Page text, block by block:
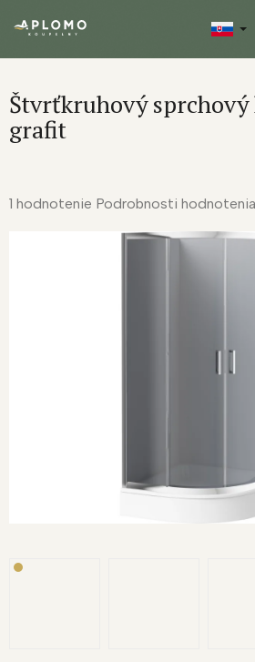
Štvrťkruhový sprchový
grafit
Priemerné
1 hodnotenie Podrobnosti hodnotenia